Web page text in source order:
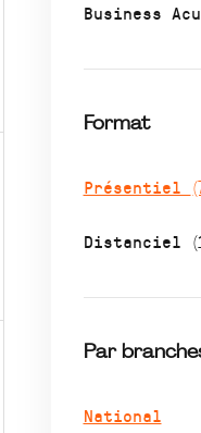
Business
Format
Présentiel
Distanciel
Par
National